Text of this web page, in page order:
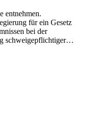
entnehmen.
für ein Gesetz
bei der
schweigepflichtiger…